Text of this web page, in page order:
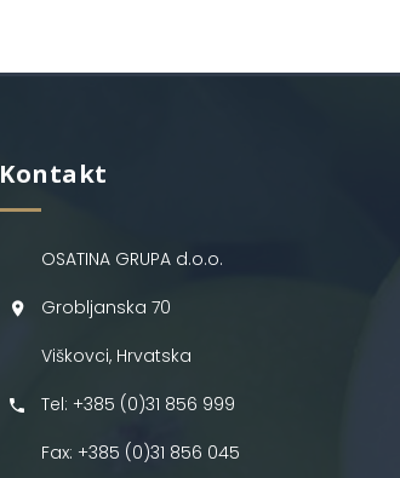
Kontakt
OSATINA GRUPA d.o.o.
Grobljanska 70
Viškovci, Hrvatska
Tel: +385 (0)31 856 999
Fax: +385 (0)31 856 045